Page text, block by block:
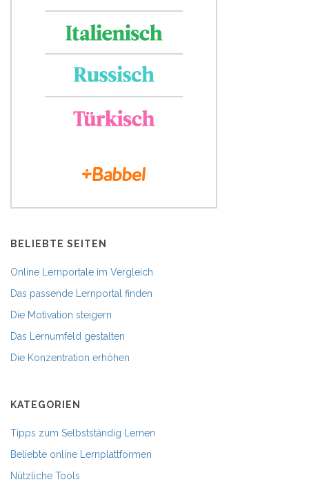
BELIEBTE SEITEN
Online Lernportale im Vergleich
Das passende Lernportal finden
Die Motivation steigern
Das Lernumfeld gestalten
Die Konzentration erhöhen
KATEGORIEN
Tipps zum Selbstständig Lernen
Beliebte online Lernplattformen
Nützliche Tools